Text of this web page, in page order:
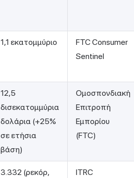
1,1 εκατομμύριο
FTC Consumer
Sentinel
12,5
δισεκατομμύρια
δολάρια (+25%
σε ετήσια
βάση)
Ομοσπονδιακή
Επιτροπή
Εμπορίου
(FTC)
3.332 (ρεκόρ,
ITRC